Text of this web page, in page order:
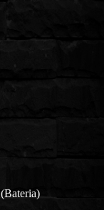
(Bateria)